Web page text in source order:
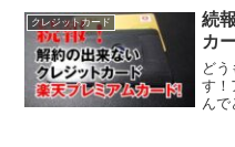
クレジットカード
続
カ
ど
す！
んで